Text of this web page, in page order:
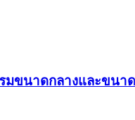
ขนาดกลางและขนา